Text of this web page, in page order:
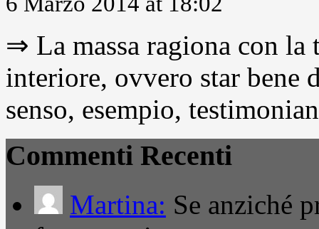
⇒ La massa ragiona con
interiore, ovvero star
senso, esempio,
Commenti Recenti
Martina: Se anziché